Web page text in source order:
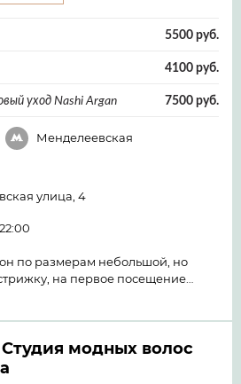
5500 руб.
4100 руб.
уход Nashi Argan 7500 руб.
Менделеевская
улица, 4
по размерам небольшой, но
на первое посещение…
модных волос